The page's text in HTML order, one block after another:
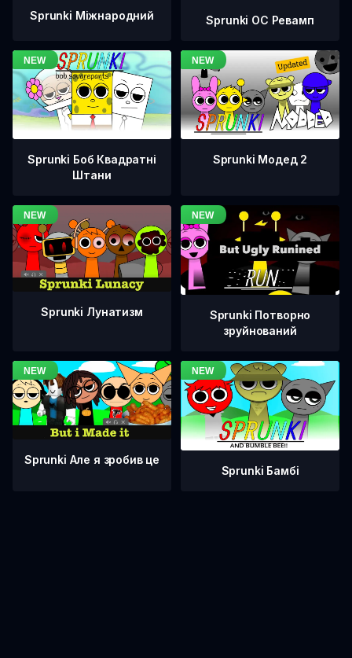
Sprunki Міжнародний Sprunki OC Ревамп
Sprunki Боб Квадратні
Штани
Sprunki Модед 2
Sprunki Лунатизм
Sprunki Потворно
зруйнований
Sprunki Але я зробив це
Sprunki Бамбі